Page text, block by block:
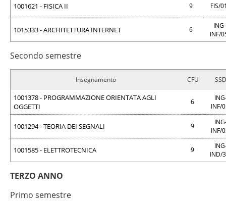
1001621 - FISICA II 9 FIS/
1015333 - ARCHITETTURA INTERNET 6
ING-
INF/
Secondo semestre
Insegnamento CFU SSD
1001378 - PROGRAMMAZIONE ORIENTATA AGLI
OGGETTI
6
INF/
1001294 - TEORIA DEI SEGNALI 9
INF/
1001585 - ELETTROTECNICA 9
IND/
TERZO ANNO
Primo semestre